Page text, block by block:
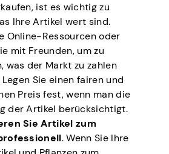
ist es wichtig zu
Ihre Artikel wert sind.
Online-Ressourcen oder
mit Freunden, um zu
was der Markt zu zahlen
Sie einen fairen und
Preis fest, wenn man die
der Artikel berücksichtigt.
Sie Artikel zum
. Wenn Sie Ihre